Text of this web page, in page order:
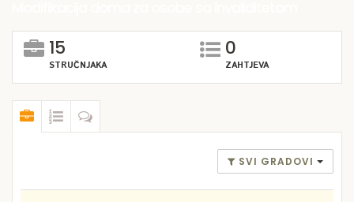
15
STRUČNJAKA
0
ZAHTJEVA
SVI GRADOVI